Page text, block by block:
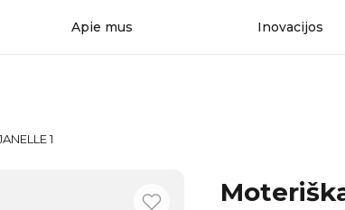
Apie mus Inovacijos
1